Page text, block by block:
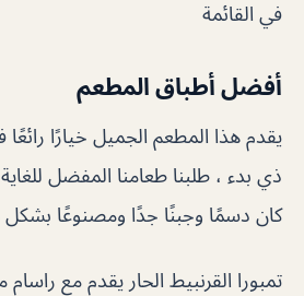
في القائمة
أفضل أطباق المطعم
يقدم هذا المطعم الجميل خيارًا
ذي بدء ، طلبنا طعامنا المفضل
كان دسمًا وجبنًا جدًا ومصنوعًا بشكل
تمبورا القرنبيط الحار يقدم مع